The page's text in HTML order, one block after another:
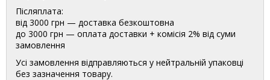
Післяплата:
від 3000 грн — доставка безкоштовна
до 3000 грн — оплата доставки + комісія 2% від суми
замовлення
Усі замовлення відправляються у нейтральній упаковці
без зазначення товару.